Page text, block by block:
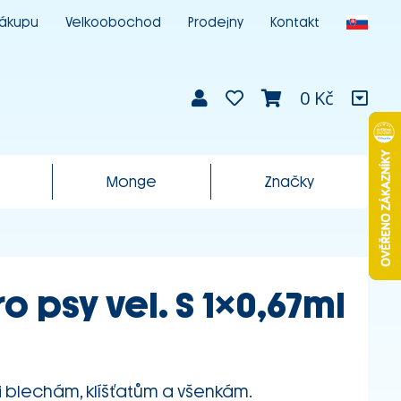
Velkoobochod Prodejny Kontakt
0 Kč
Monge Značky
psy vel. S 1x0,67ml
klíšťatům a všenkám.